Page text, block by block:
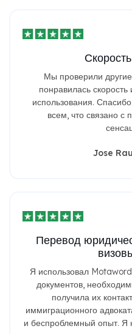
Мы проверили
понравилась
использования.
всем, что связано с
Jose
Перевод
Я использовал
документов,
получила их
иммиграционного
и беспроблемный опыт. Я